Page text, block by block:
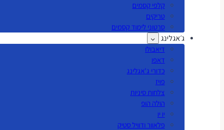
קלפי קסמים
טריקים
סרטוני לימוד קסמים
ג׳אגלינג
דיאבולו
דאפו
כדורי ג'אגלינג
פויז
צלחות סיניות
הולה הופ
יו יו
פלאוור ודוויל סטיק